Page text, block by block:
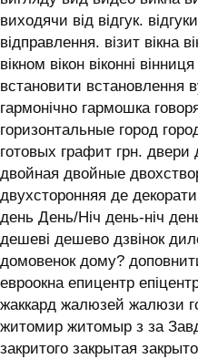
виходячи від відгук.
відправлення. візит вікна
вікном вікон віконні
встановити встановлення
гармонічно гармошка
горизонтальные город
готовых графит грн.
двойная двойные
двухсторонняя де
день День/Ніч день-ніч
дешеві дешево дзвінок
домовенок дому?
евроокна епицентр
жаккард жалюзей жалюзи
житомир житомыр з за
закритого закрытая